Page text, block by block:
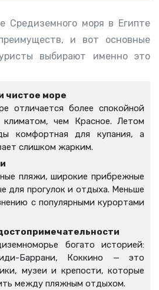
Средиземного моря в Египте
и вот основные
выбирают именно это
чистое море
отличается более спокойной
чем Красное. Летом
комфортная для купания, а
слишком жарким.
пляжи, широкие прибрежные
для прогулок и отдыха. Меньше
с популярными курортами
богато историей:
Баррани, Коккино — это
музеи и крепости, которые
между пляжным отдыхом.